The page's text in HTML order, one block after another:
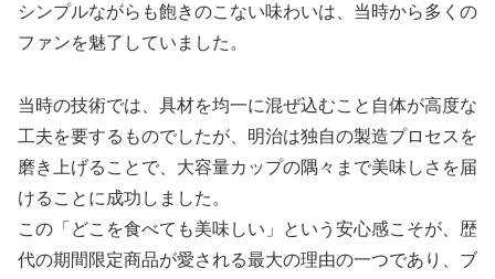
シンプルながらも飽きのこない味わいは、当時から多くの
ファンを魅了していました。
当時の技術では、具材を均一に混ぜ込むこと自体が高度な
工夫を要するものでしたが、明治は独自の製造プロセスを
磨き上げることで、大容量カップの隅々まで美味しさを届
けることに成功しました。
この「どこを食べても美味しい」という安心感こそが、歴
代の期間限定商品が愛される最大の理由の一つであり、ブ